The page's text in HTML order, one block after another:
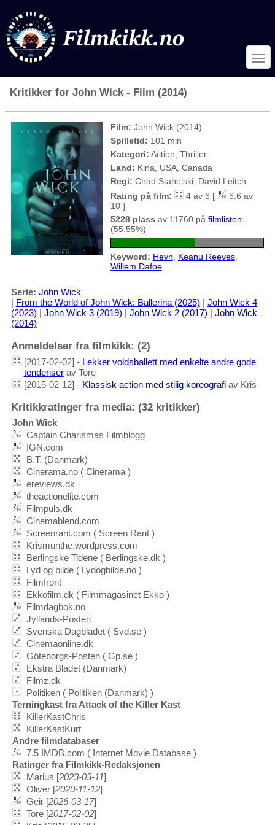
Kritikker for John Wick - Film (2014)
Film: John Wick (2014)
Spilletid: 101 min
Kategori: Action, Thriller
Land: Kina, USA, Canada
Regi: Chad Stahelski, David Leitch
Rating på film:
4 av 6 [
6.6 av
10 ]
5228 plass av 11760 på filmlisten
(55.55%)
Keyword: Hevn Keanu Reeves,
Willem Dafoe
Serie: John Wick
| From the World of John Wick: Ballerina (2025) | John Wick 4
(2023) | John Wick 3 (2019) | John Wick 2 (2017) | John Wick
(2014)
Anmeldelser fra filmkikk: (2)
[2017-02-02] - Lekker voldsballett med enkelte andre gode
tendenserav Tore
[2015-02-12] - Klassisk action med stilig koreografiav Kris
Kritikkratinger fra media: (32 kritikker)
John Wick
Captain Charismas Filmblogg
IGN.com
B.T. (Danmark)
Cinerama.no ( Cinerama )
ereviews.dk
theactionelite.com
Filmpuls.dk
Cinemablend.com
Screenrant.com ( Screen Rant )
Krismunthe.wordpress.com
Berlingske Tidene ( Berlingske.dk )
Lyd og bilde ( Lydogbilde.no )
Filmfront
Ekkofilm.dk ( Filmmagasinet Ekko )
Filmdagbok.no
Jyllands-Posten
Svenska Dagbladet ( Svd.se )
Cinemaonline.dk
Göteborgs-Posten ( Gp.se )
Ekstra Bladet (Danmark)
Filmz.dk
Politiken ( Politiken (Danmark) )
Terningkast fra Attack of the Killer Kast
KillerKastChris
KillerKastKurt
Andre filmdatabaser
7.5 IMDB.com ( Internet Movie Database )
Ratinger fra Filmkikk-Redaksjonen
Marius [2023-03-11]
Oliver [2020-11-12]
Geir [2026-03-17]
Tore [2017-02-02]